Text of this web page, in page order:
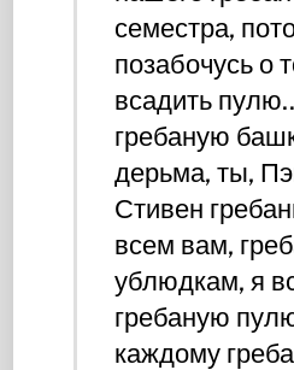
семестра,
позабочусь о
всадить
гребаную
дерьма, ты,
Стивен
всем вам,
ублюдкам, я
гребаную
каждому